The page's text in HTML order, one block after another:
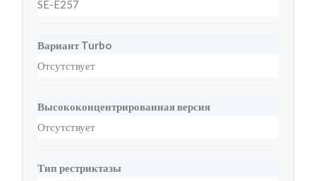
SE-E257
Вариант Turbo
Отсутствует
Высококонцентрированная версия
Отсутствует
Тип рестриктазы